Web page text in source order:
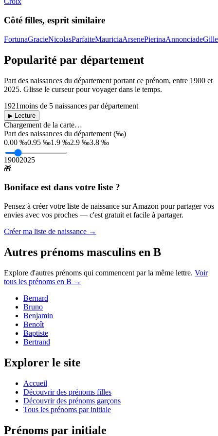
Côté filles, esprit similaire
FortunaGracieNicolasParfaiteMauriciaArsenePierinaAnnonciade
Popularité par département
Part des naissances du département portant ce prénom, entre 1900 et
2025. Glisse le curseur pour voyager dans le temps.
1921moins de 5 naissances par département
▶ Lecture
Chargement de la carte…
Part des naissances du département (‰)
0.00 ‰0.95 ‰1.9 ‰2.9 ‰3.8 ‰
19002025
🎁
Boniface est dans votre liste ?
Pensez à créer votre liste de naissance sur Amazon pour partager vos
envies avec vos proches — c'est gratuit et facile à partager.
Créer ma liste de naissance →
Autres prénoms masculins en B
Explore d'autres prénoms qui commencent par la même lettre. Voir
tous les prénoms en B →
Bernard
Bruno
Benjamin
Benoît
Baptiste
Bertrand
Explorer le site
Accueil
Découvrir des prénoms filles
Découvrir des prénoms garçons
Tous les prénoms par initiale
Prénoms par initiale